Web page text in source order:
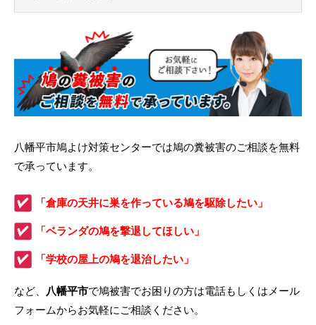
八幡平市鳩よけ対策センターでは鳩の糞被害のご相談を無料
で承っています。
「倉庫の天井に巣を作っている鳩を駆除したい」
「ベランダの鳩を撃退してほしい」
「学校の屋上の鳩を退治したい」
など、 八幡平市で鳩被害でお困りの方は電話もしくはメール
フォームからお気軽にご相談ください。